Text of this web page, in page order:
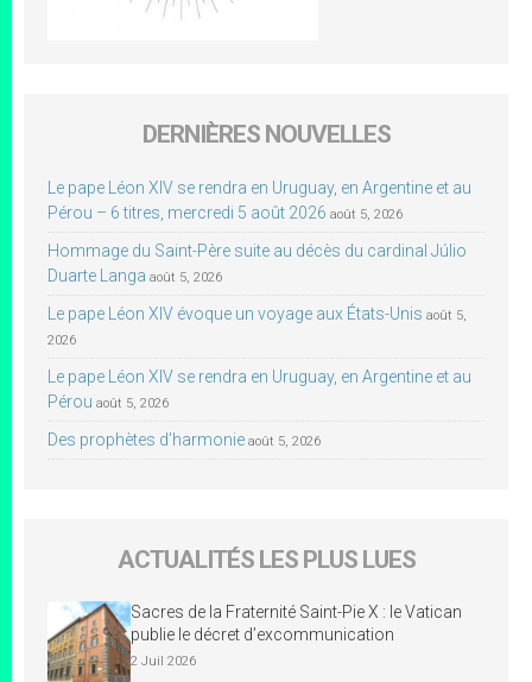
DERNIÈRES NOUVELLES
Le pape Léon XIV se rendra en Uruguay, en Argentine et au
Pérou – 6 titres, mercredi 5 août 2026 août 5, 2026
Hommage du Saint-Père suite au décès du cardinal Júlio
Duarte Langa août 5, 2026
Le pape Léon XIV évoque un voyage aux États-Unis août 5,
2026
Le pape Léon XIV se rendra en Uruguay, en Argentine et au
Pérou août 5, 2026
Des prophètes d’harmonie août 5, 2026
ACTUALITÉS LES PLUS LUES
Sacres de la Fraternité Saint-Pie X : le Vatican
publie le décret d’excommunication
2 Juil 2026